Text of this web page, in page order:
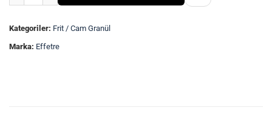
Kategoriler: Frit / Cam Granül
Marka: Effetre